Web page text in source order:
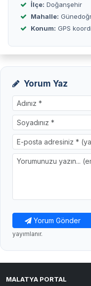
İlçe: Doğanşehir
Mahalle:
Konum: GPS
Yorum Yaz
Yorum Gönder
yayımlanır.
MALATYA PORTAL